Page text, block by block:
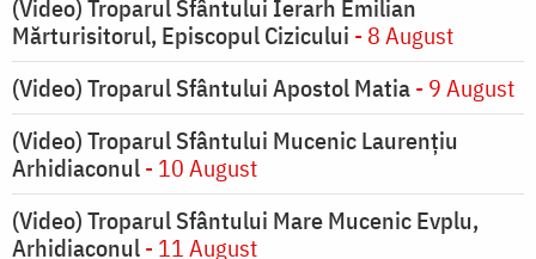
(Video) Troparul Sfântului Ierarh Emilian
Mărturisitorul, Episcopul Cizicului - 8 August
(Video) Troparul Sfântului Apostol Matia- 9 August
(Video) Troparul Sfântului Mucenic Laurențiu
Arhidiaconul- 10 August
(Video) Troparul Sfântului Mare Mucenic Evplu,
Arhidiaconul- 11 August